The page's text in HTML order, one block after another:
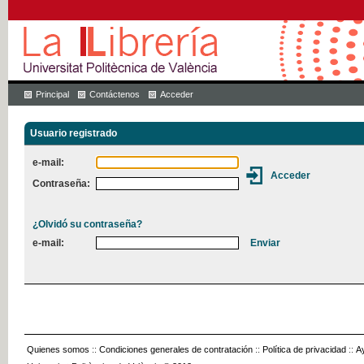
Principal Contáctenos Acceder
Usuario registrado
e-mail:
Contraseña:
¿Olvidó su contraseña?
e-mail:
Quienes somos :: Condiciones generales de contratación :: Política de privacidad ::